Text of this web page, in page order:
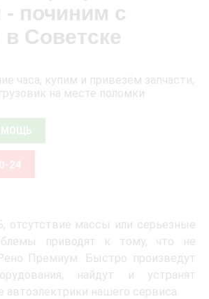
починим с
Советске
часа, купим и привезём запчасти,
на месте поломки
24
отсутствие массы или серьезные
приводят к тому, что не
Премиум. Быстро произведут
найдут и устранят
нашего сервиса.